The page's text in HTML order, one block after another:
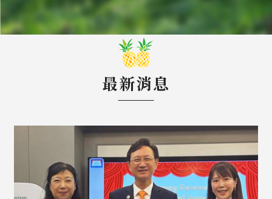
最新消息